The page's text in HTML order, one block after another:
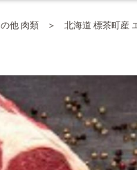
他 肉類 北海道 標茶町産